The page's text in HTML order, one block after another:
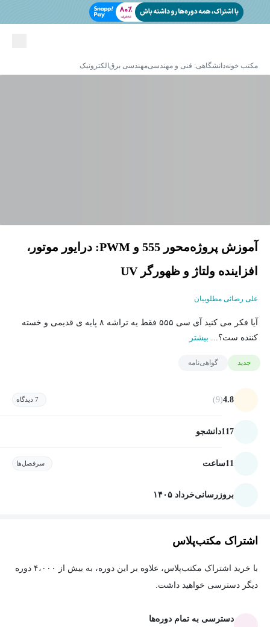
مکتب خونهدانشگاهی: فنی و مهندسیمهندسی برق الکترونیک
آموزش پروژه‌محور 555 و PWM: درایور موتور،
افزاینده ولتاژ و ظهورگر UV
علی رضائی مطلوبیان
آیا فکر می کنید آی سی ۵۵۵ فقط یه تراشه ۸ پایه ی قدیمی و خسته
کننده ست؟... بیشتر
جدید گواهی‌نامه
4.8
(9) 7 دیدگاه
117دانشجو
11ساعت سرفصل‌ها
بروزرسانیخرداد ۱۴۰۵
اشتراک مکتب‌پلاس
با خرید اشتراک مکتب‌پلاس، علاوه بر این دوره، به بیش از ۴،۰۰۰ دوره
دیگر دسترسی خواهید داشت.
دسترسی به تمام دوره‌ها